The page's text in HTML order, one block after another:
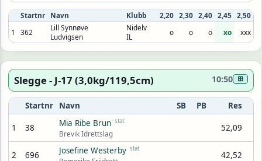
Startnr Navn Klubb 2,20 2,30 2,40 2,45 2,50
1
362
Lill Synnøve
Ludvigsen
Nidelv
IL
o o o xo xxx
Slegge - J-17 (3,0kg/119,5cm) 10:50 ⊞
Startnr Navn SB PB Res
1 38 Mia Ribe Brun stat
Brevik Idrettslag
52,09
2 696 Josefine Westerby stat
42,52